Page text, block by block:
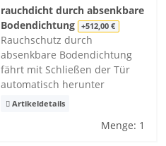
rauchdicht durch absenkbare
Bodendichtung +512,00 €
Rauchschutz durch
absenkbare Bodendichtung
fährt mit Schließen der Tür
automatisch herunter
Artikeldetails
Menge: 1